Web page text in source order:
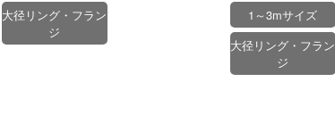
大径リング・フラン
ジ
1～3mサイズ
大径リング・フラン
ジ